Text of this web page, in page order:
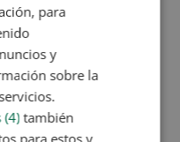
y
para
y
sobre la
(4) también
para estos y